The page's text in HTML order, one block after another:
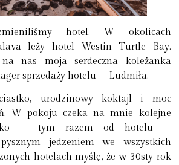
hotel. W okolicach
leży hotel Westin Turtle Bay.
nas moja serdeczna koleżanka
sprzedaży hotelu – Ludmiła.
urodzinowy koktajl i moc
W pokoju czeka na mnie kolejne
– tym razem od hotelu –
jedzeniem we wszystkich
hotelach myślę, że w 30sty rok